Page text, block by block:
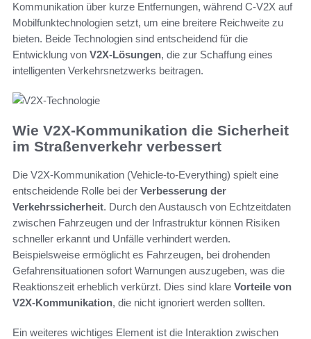
Kommunikation über kurze Entfernungen, während C-V2X auf
Mobilfunktechnologien setzt, um eine breitere Reichweite zu
bieten. Beide Technologien sind entscheidend für die
Entwicklung von V2X-Lösungen, die zur Schaffung eines
intelligenten Verkehrsnetzwerks beitragen.
Wie V2X-Kommunikation die Sicherheit
im Straßenverkehr verbessert
Die V2X-Kommunikation (Vehicle-to-Everything) spielt eine
entscheidende Rolle bei der Verbesserung der
Verkehrssicherheit. Durch den Austausch von Echtzeitdaten
zwischen Fahrzeugen und der Infrastruktur können Risiken
schneller erkannt und Unfälle verhindert werden.
Beispielsweise ermöglicht es Fahrzeugen, bei drohenden
Gefahrensituationen sofort Warnungen auszugeben, was die
Reaktionszeit erheblich verkürzt. Dies sind klare Vorteile von
V2X-Kommunikation, die nicht ignoriert werden sollten.
Ein weiteres wichtiges Element ist die Interaktion zwischen